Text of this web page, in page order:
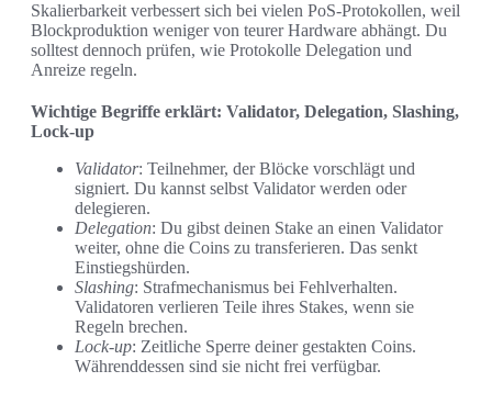
Skalierbarkeit verbessert sich bei vielen PoS‑Protokollen, weil
Blockproduktion weniger von teurer Hardware abhängt. Du
solltest dennoch prüfen, wie Protokolle Delegation und
Anreize regeln.
Wichtige Begriffe erklärt: Validator, Delegation, Slashing,
Lock-up
Validator: Teilnehmer, der Blöcke vorschlägt und
signiert. Du kannst selbst Validator werden oder
delegieren.
Delegation: Du gibst deinen Stake an einen Validator
weiter, ohne die Coins zu transferieren. Das senkt
Einstiegshürden.
Slashing: Strafmechanismus bei Fehlverhalten.
Validatoren verlieren Teile ihres Stakes, wenn sie
Regeln brechen.
Lock‑up: Zeitliche Sperre deiner gestakten Coins.
Währenddessen sind sie nicht frei verfügbar.